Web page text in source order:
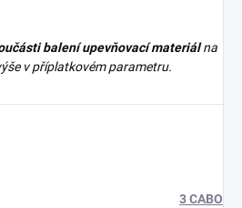
balení upevňovací materiálna
v příplatkovém parametru.
3 CABO